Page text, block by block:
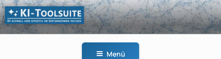
Zum
Inhalt
springen
KI-
Menü